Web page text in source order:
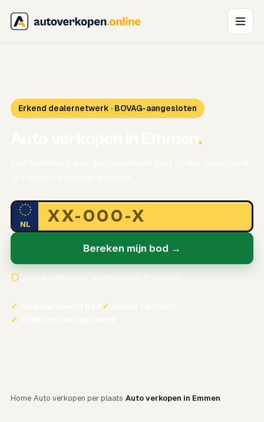
Erkend dealernetwerk · BOVAG-aangesloten
.
NL
Bereken mijn bod →
✓ ✓
✓
Home Auto verkopen per plaats Auto verkopen in Emmen